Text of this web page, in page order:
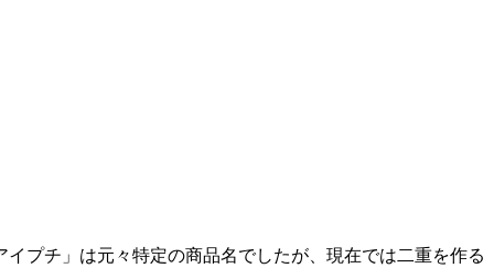
プチ」は元々特定の商品名でしたが、現在では二重を作る